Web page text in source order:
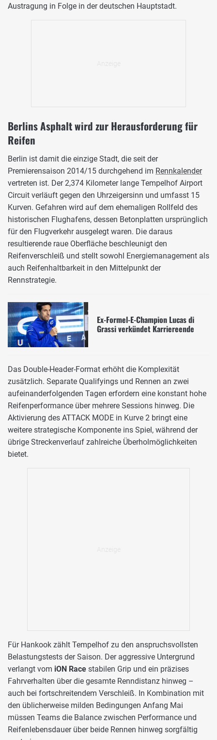
Austragung in Folge in der deutschen Hauptstadt.
Berlins Asphalt wird zur Herausforderung für
Reifen
Berlin ist damit die einzige Stadt, die seit der
Premierensaison 2014/15 durchgehend im Rennkalender
vertreten ist. Der 2,374 Kilometer lange Tempelhof Airport
Circuit verläuft gegen den Uhrzeigersinn und umfasst 15
Kurven. Gefahren wird auf dem ehemaligen Rollfeld des
historischen Flughafens, dessen Betonplatten ursprünglich
für den Flugverkehr ausgelegt waren. Die daraus
resultierende raue Oberfläche beschleunigt den
Reifenverschleiß und stellt sowohl Energiemanagement als
auch Reifenhaltbarkeit in den Mittelpunkt der
Rennstrategie.
Ex-Formel-E-Champion Lucas di
Grassi verkündet Karriereende
Das Double-Header-Format erhöht die Komplexität
zusätzlich. Separate Qualifyings und Rennen an zwei
aufeinanderfolgenden Tagen erfordern eine konstant hohe
Reifenperformance über mehrere Sessions hinweg. Die
Aktivierung des ATTACK MODE in Kurve 2 bringt eine
weitere strategische Komponente ins Spiel, während der
übrige Streckenverlauf zahlreiche Überholmöglichkeiten
bietet.
Für Hankook zählt Tempelhof zu den anspruchsvollsten
Belastungstests der Saison. Der aggressive Untergrund
verlangt vom iON Race stabilen Grip und ein präzises
Fahrverhalten über die gesamte Renndistanz hinweg –
auch bei fortschreitendem Verschleiß. In Kombination mit
den üblicherweise milden Bedingungen Anfang Mai
müssen Teams die Balance zwischen Performance und
Reifenlebensdauer über beide Rennen hinweg sorgfältig